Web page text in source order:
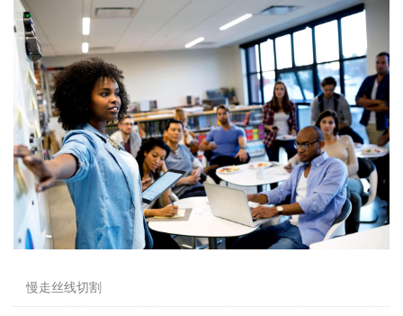
慢走丝线切割